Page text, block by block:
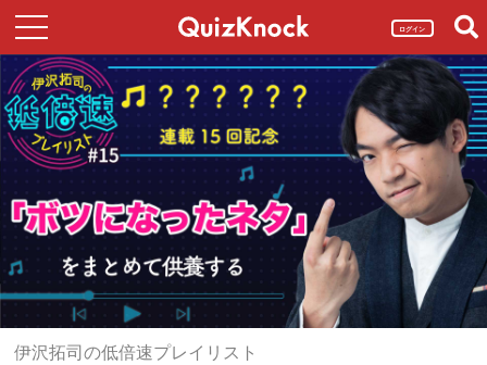
ログイン
伊沢拓司の低倍速プレイリスト